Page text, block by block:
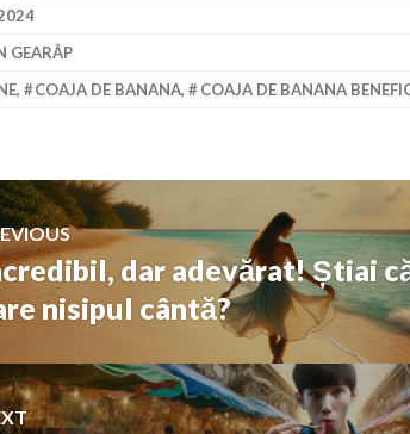
GEARÂP
, COAJA DE BANANA, COAJA DE BANANA
dar adevărat! Știai
nisipul cântă?